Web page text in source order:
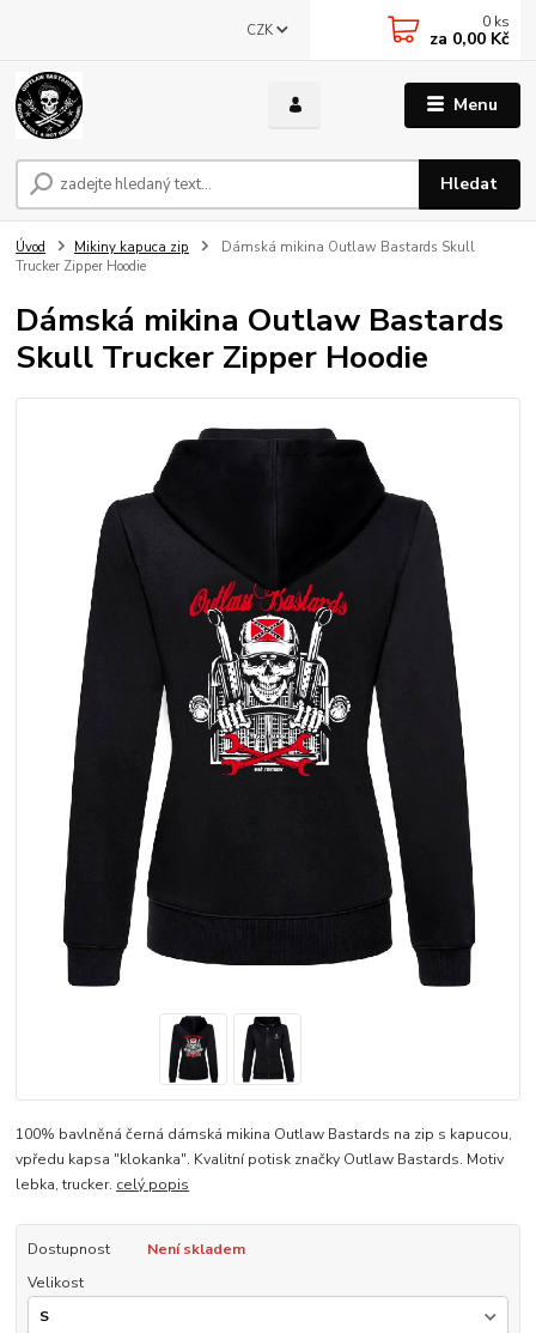
Menu
CZK
Hledat
0 ks
za 0,00 Kč
Úvod Mikiny kapuca zip
Dámská mikina Outlaw Bastards Skull
Trucker Zipper Hoodie
Dámská mikina Outlaw Bastards
Skull Trucker Zipper Hoodie
100% bavlněná černá dámská mikina Outlaw Bastards na zip s kapucou,
vpředu kapsa "klokanka". Kvalitní potisk značky Outlaw Bastards. Motiv
lebka, trucker. celý popis
Dostupnost
Není skladem
Velikost